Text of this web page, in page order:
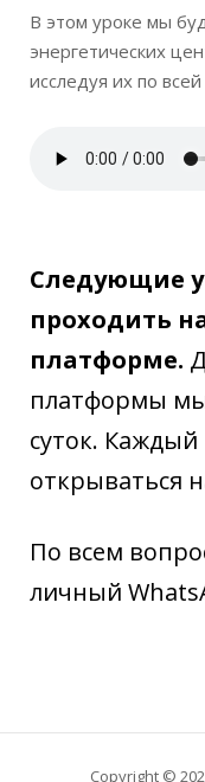
В этом уроке мы
энергетических
исследуя их по
Следующие
проходить
платформе.
платформы
суток.
открываться
По всем
личный
Copyright ©